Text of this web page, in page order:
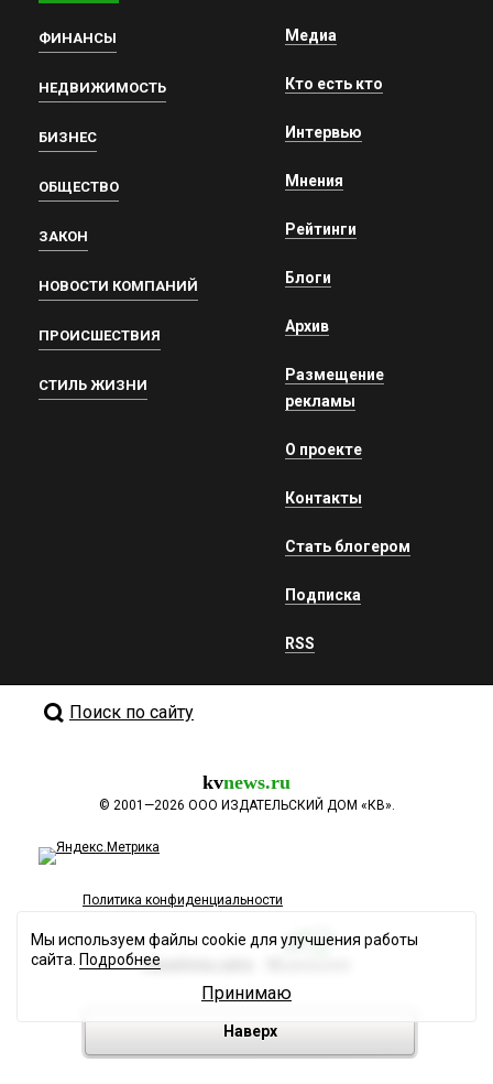
ФИНАНСЫ
НЕДВИЖИМОСТЬ
БИЗНЕС
ОБЩЕСТВО
ЗАКОН
НОВОСТИ КОМПАНИЙ
ПРОИСШЕСТВИЯ
СТИЛЬ ЖИЗНИ
Медиа
Кто есть кто
Интервью
Мнения
Рейтинги
Блоги
Архив
Размещение
рекламы
О проекте
Контакты
Стать блогером
Подписка
RSS
Поиск по сайту
kvnews.ru
© 2001—2026 ООО ИЗДАТЕЛЬСКИЙ ДОМ «КВ».
Политика конфиденциальности
Разработка сайта
Наверх
Мы используем файлы cookie для улучшения работы
сайта. Подробнее
Принимаю